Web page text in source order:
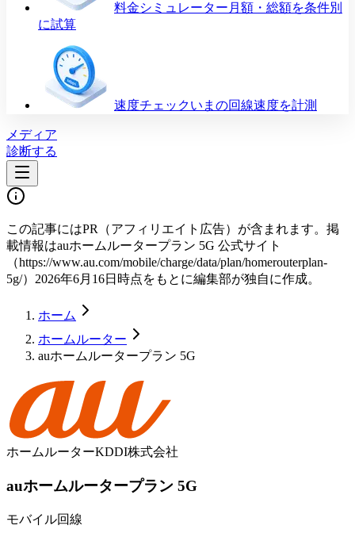
料金シミュレーター 月額・総額を条件別
に試算
速度チェックいまの回線速度を計測
メディア
診断する
この記事にはPR（アフィリエイト広告）が含まれます。掲
載情報はauホームルータープラン 5G 公式サイト
（https://www.au.com/mobile/charge/data/plan/homerouterplan-
5g/）2026年6月16日時点をもとに編集部が独自に作成。
ホーム
ホームルーター
auホームルータープラン 5G
ホームルーターKDDI株式会社
auホームルータープラン 5G
モバイル回線